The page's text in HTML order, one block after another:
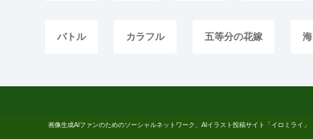
バトル カラフル 五等分の花嫁 海
画像生成AIファンのためのソーシャルネットワーク、AIイラスト投稿サイト「イロミライ」